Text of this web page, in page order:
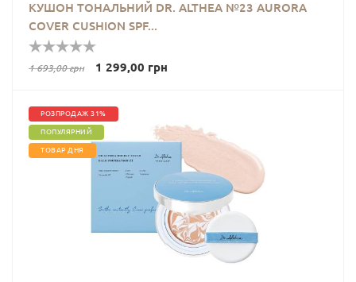
КУШОН ТОНАЛЬНИЙ DR. ALTHEA №23 AURORA
COVER CUSHION SPF...
1 693,00 грн 1 299,00 грн
РОЗПРОДАЖ 31%
ПОПУЛЯРНИЙ
ТОВАР ДНЯ